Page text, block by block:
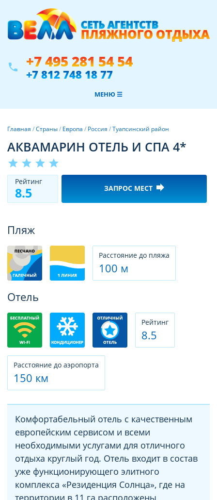
phone +7 495 281 54 54
+7 812 748 18 77
МЕНЮ ☰
Главная /Страны/ Европа / Россия /Туапсинский район
АКВАМАРИН ОТЕЛЬ И СПА 4*
star star star star
Рeйтинг
8.5 ЗАПРОС МЕСТ forward
Пляж
Расстояние до пляжа
100 м
Отель
Рeйтинг
8.5
Расстояние до аэропорта
150 км
Комфортабельный отель с качественным
европейским сервисом и всеми
необходимыми услугами для отличного
отдыха круглый год. Отель входит в состав
уже функционирующего элитного
комплекса «Резиденция Солнца», где на
территории в 11 га расположены